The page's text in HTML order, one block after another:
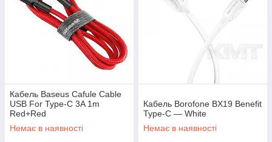
Кабель Baseus Cafule Cable
USB For Type-C 3A 1m
Red+Red
Немає в наявності
Кабель Borofone BX19 Benefit
Type-C — White
Немає в наявності